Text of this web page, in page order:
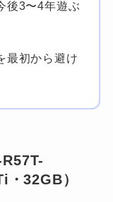
後3〜4年遊ぶ
最初から避け
32GB）